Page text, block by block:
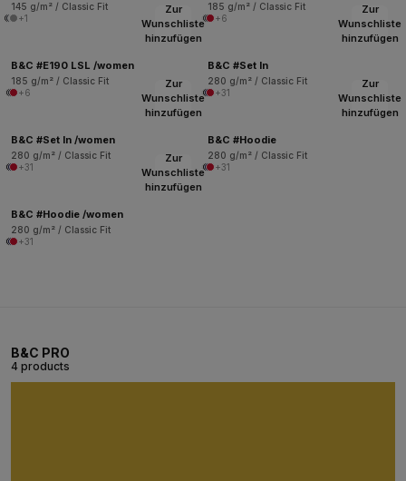
145 g/m² / Classic Fit
+1
185 g/m² / Classic Fit
+6
Zur
Wunschliste
hinzufügen
B&C #E190 LSL /women
185 g/m² / Classic Fit
+6
Zur
Wunschliste
hinzufügen
B&C #Set In
280 g/m² / Classic Fit
+31
Zur
Wunschliste
hinzufügen
B&C #Set In /women
280 g/m² / Classic Fit
+31
Zur
Wunschliste
hinzufügen
B&C #Hoodie
280 g/m² / Classic Fit
+31
Zur
Wunschliste
hinzufügen
B&C #Hoodie /women
280 g/m² / Classic Fit
+31
B&C PRO
4 products